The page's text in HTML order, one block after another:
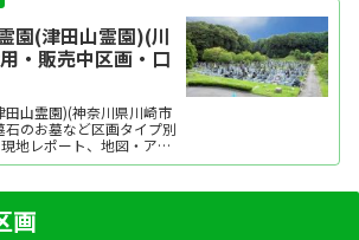
園(津田山霊園)(川
・販売中区画・口
田山霊園)(神奈川県川崎市
のお墓など区画タイプ別
地レポート、地図・アク
掲載。霊園・墓地をお探
資料請求・見学予約・お
建墓のポイント、石材店
画